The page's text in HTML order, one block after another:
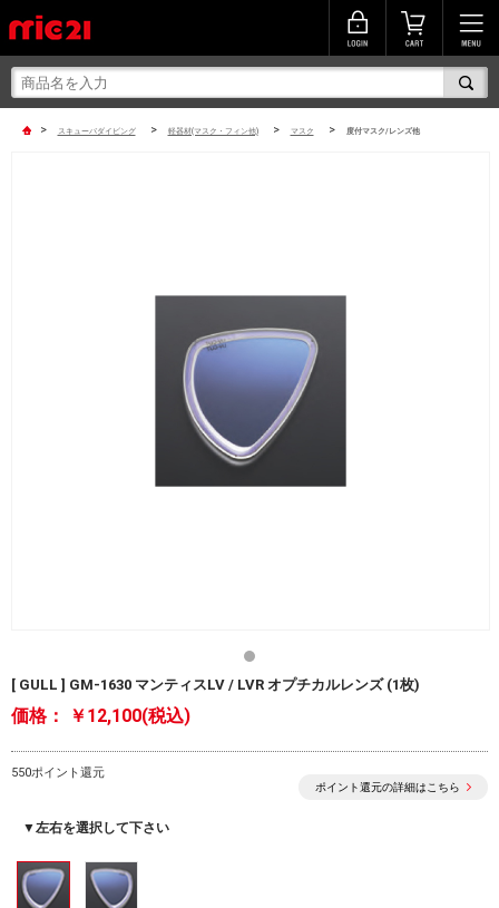
> スキューバダイビング > 軽器材(マスク・フィン他) > マスク > 度付マスク/レンズ他
[ GULL ] GM-1630 マンティスLV / LVR オプチカルレンズ (1枚)
価格： ￥12,100(税込)
550ポイント還元
ポイント還元の詳細はこちら
▼左右を選択して下さい